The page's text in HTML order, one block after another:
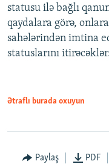
Auto 240p
statusu ilə bağlı
qaydalara görə,
sahələrindən imtina
statuslarını
Ətraflı burada oxuyun
Paylaş PDF